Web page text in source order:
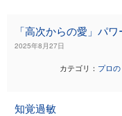
「高次からの愛」パ
2025年8月27日
カテゴリ： プロ
知覚過敏